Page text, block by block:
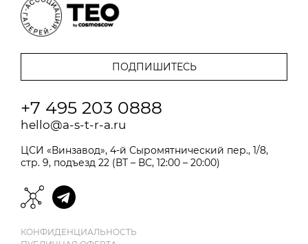
+7 495 203 0888
hello@a-s-t-r-a.ru
ЦСИ «Винзавод», 4-й Сыромятнический пер., 1/8,
стр. 9, подъезд 22 (ВТ – ВС, 12:00 – 20:00)
КОНФИДЕНЦИАЛЬНОСТЬ